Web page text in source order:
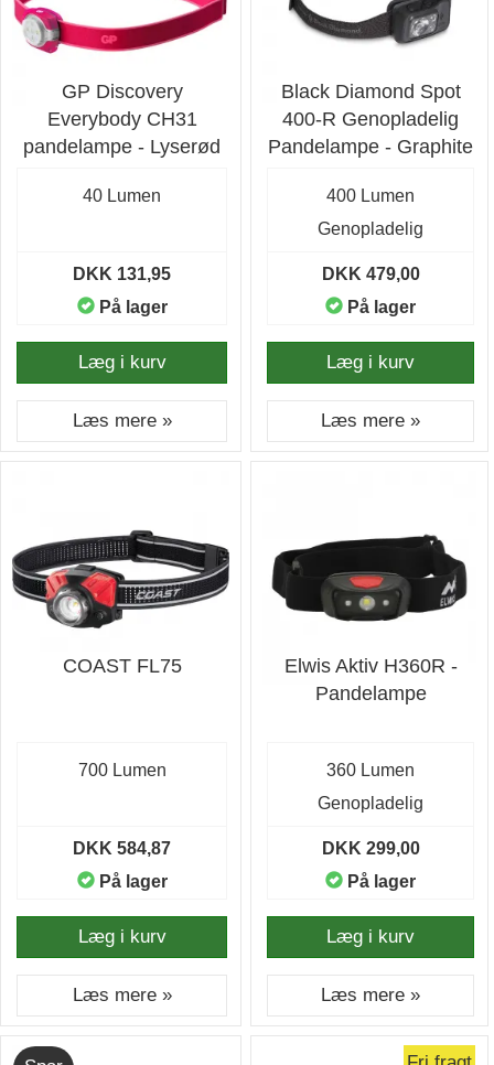
GP Discovery
Everybody CH31
pandelampe - Lyserød
40 Lumen
DKK 131,95
På lager
Læg i kurv
Læs mere »
Black Diamond Spot
400-R Genopladelig
Pandelampe - Graphite
400 Lumen
Genopladelig
DKK 479,00
På lager
Læg i kurv
Læs mere »
COAST FL75
700 Lumen
DKK 584,87
På lager
Læg i kurv
Læs mere »
Elwis Aktiv H360R -
Pandelampe
360 Lumen
Genopladelig
DKK 299,00
På lager
Læg i kurv
Læs mere »